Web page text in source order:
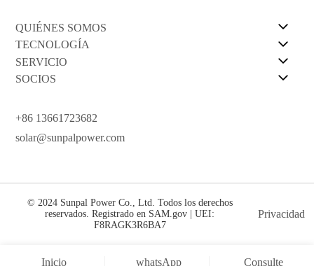
QUIÉNES SOMOS
TECNOLOGÍA
SERVICIO
SOCIOS
+86 13661723682
solar@sunpalpower.com
© 2024 Sunpal Power Co., Ltd. Todos los derechos
reservados. Registrado en SAM.gov | UEI:
F8RAGK3R6BA7
Privacidad
Inicio whatsApp Consulte